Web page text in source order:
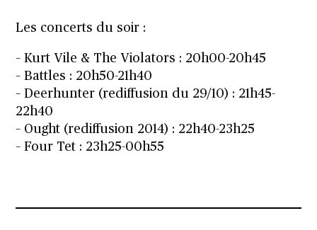
Les concerts du soir :
– Kurt Vile & The Violators : 20h00-20h45
– Battles : 20h50-21h40
– Deerhunter (rediffusion du 29/10) : 21h45-
22h40
– Ought (rediffusion 2014) : 22h40-23h25
– Four Tet : 23h25-00h55